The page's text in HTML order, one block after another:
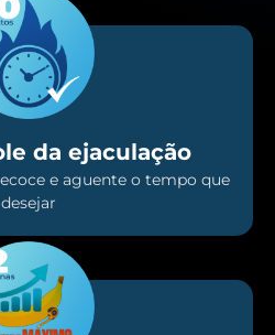
da ejaculação
e aguente o tempo que
desejar